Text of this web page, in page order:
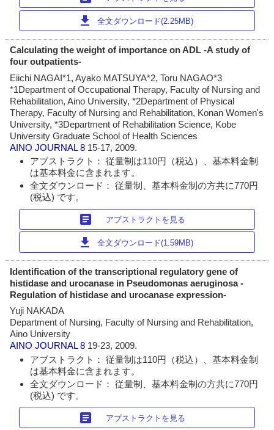
download 全文ダウンロード(2.25MB)
Calculating the weight of importance on ADL -A study of
four outpatients-
Eiichi NAGAI*1, Ayako MATSUYA*2, Toru NAGAO*3
*1Department of Occupational Therapy, Faculty of Nursing and
Rehabilitation, Aino University, *2Department of Physical
Therapy, Faculty of Nursing and Rehabilitation, Konan Women's
University, *3Department of Rehabilitation Science, Kobe
University Graduate School of Health Sciences
AINO JOURNAL 8 15-17, 2009.
アブストラクト： 従量制は110円（税込）、基本料金制
は基本料金に含まれます。
全文ダウンロード： 従量制、基本料金制の方共に770円
(税込) です。
article アブストラクトを見る
download 全文ダウンロード(1.59MB)
Identification of the transcriptional regulatory gene of
histidase and urocanase in Pseudomonas aeruginosa -
Regulation of histidase and urocanase expression-
Yuji NAKADA
Department of Nursing, Faculty of Nursing and Rehabilitation,
Aino University
AINO JOURNAL 8 19-23, 2009.
アブストラクト： 従量制は110円（税込）、基本料金制
は基本料金に含まれます。
全文ダウンロード： 従量制、基本料金制の方共に770円
(税込) です。
article アブストラクトを見る